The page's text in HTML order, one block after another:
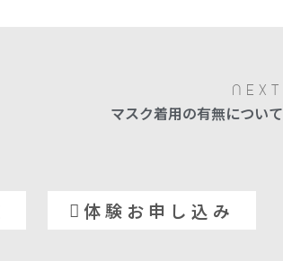
NEXT
マスク着用の有無について
体験お申し込み